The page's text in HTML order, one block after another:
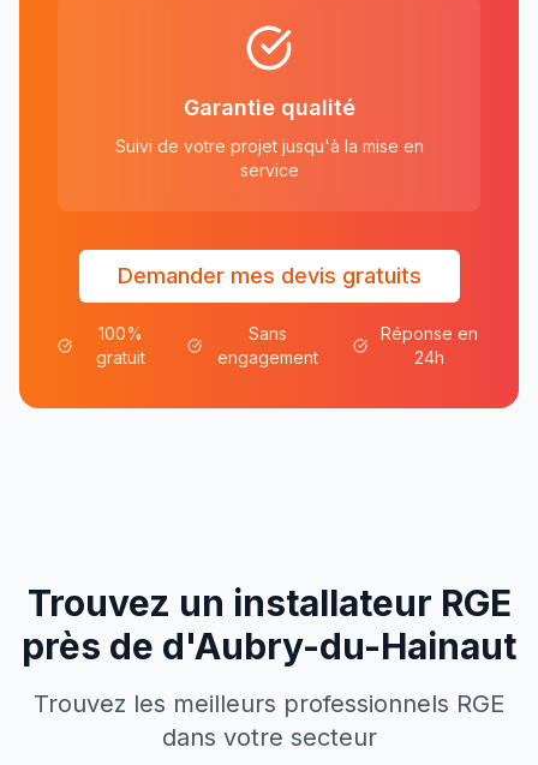
Garantie qualité
Suivi de votre projet jusqu'à la mise en
service
Demander mes devis gratuits
100%
gratuit
Sans
engagement
Réponse en
24h
Trouvez un installateur RGE
près de d'Aubry-du-Hainaut
Trouvez les meilleurs professionnels RGE
dans votre secteur